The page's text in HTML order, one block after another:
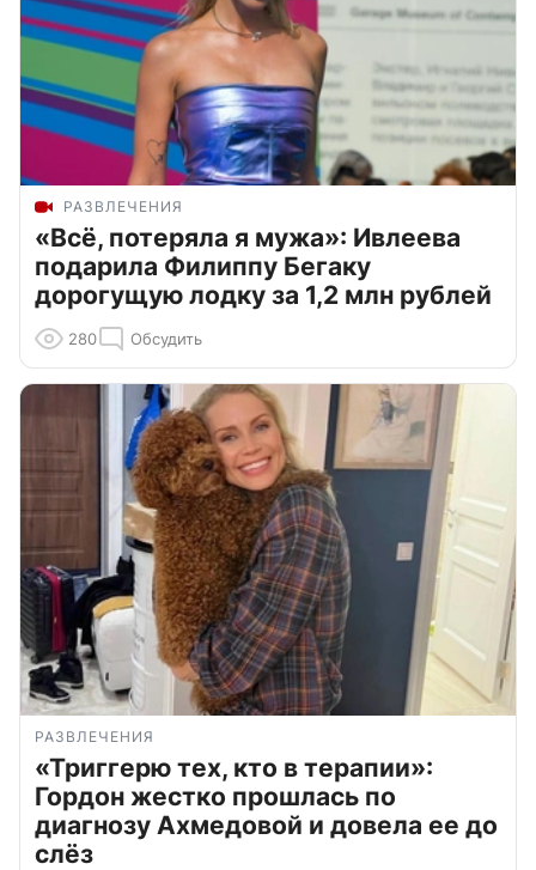
РАЗВЛЕЧЕНИЯ
«Всё, потеряла я мужа»: Ивлеева
подарила Филиппу Бегаку
дорогущую лодку за 1,2 млн рублей
280 Обсудить
РАЗВЛЕЧЕНИЯ
«Триггерю тех, кто в терапии»:
Гордон жестко прошлась по
диагнозу Ахмедовой и довела ее до
слёз